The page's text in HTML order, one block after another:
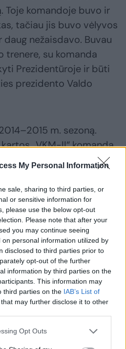
My Personal Information
sale, sharing to third parties, or
or sensitive information for
please use the below opt-out
Please note that after your
you may continue seeing
personal information utilized by
disclosed to third parties prior to
opt-out of the further
information by third parties on the
This information may
third parties on the IAB’s List of
that may further disclose it to other
Opt Outs
Toje komandoje buvo ir
tačiau jis buvo vėlyvos
nežaisdavo. Buvau
trenere, su komanda
Prezidentūroje ir būti
prezidento Valdo
m. sezoną.
„VKM-II“ komanda
divizione. Tais pačiais
metus daug kam
pakilome į A. Pamenu,
nugalėjome
įtempta serija.
Arvydo Sabonio
susitikome su
direktorius buvo
Jis į finalą Kaune
ir paklausė tėvų, kas
pirmavome maždaug 30
rungtynėse atsidavė